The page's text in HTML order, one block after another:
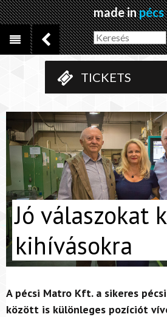
made inpécs
TICKETS
Jó válaszokat
kihívásokra
A pécsi Matro Kft. a sikeres
között is különleges pozíciót